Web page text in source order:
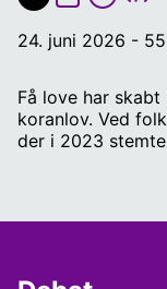
24. juni 2026 -
Få love har
koranlov. Ved
der i 2023 stemte
partiet ikke vil